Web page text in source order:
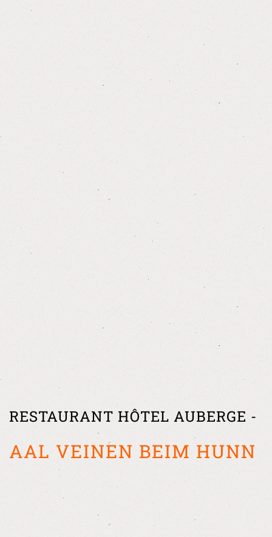
RESTAURANT HÔTEL AUBERGE -
AAL VEINEN BEIM HUNN